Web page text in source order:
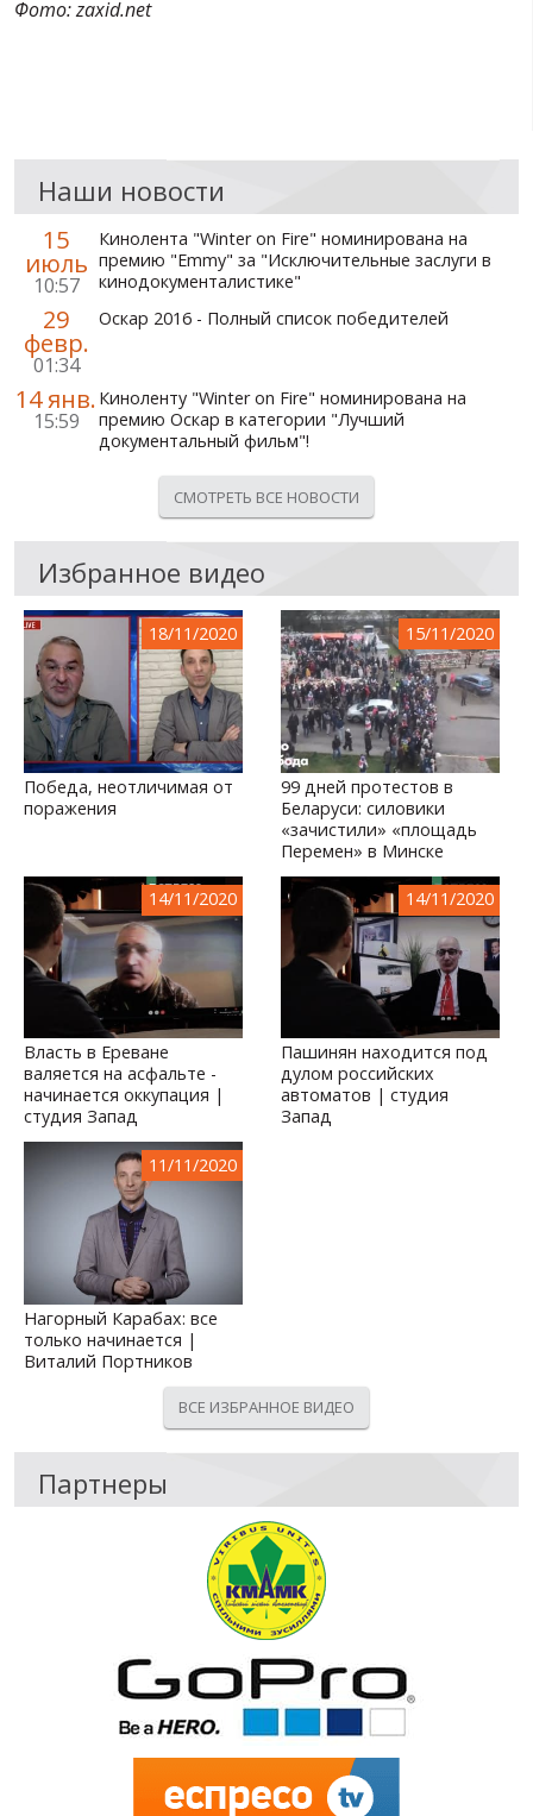
Фото: zaxid.net
Наши новости
15
июль
10:57
Кинолента "Winter on Fire" номинирована на
премию "Emmy" за "Исключительные заслуги в
кинодокументалистике"
29
февр.
01:34
Оскар 2016 - Полный список победителей
14 янв.
15:59
Киноленту "Winter on Fire" номинирована на
премию Оскар в категории "Лучший
документальный фильм"!
СМОТРЕТЬ ВСЕ НОВОСТИ
Избранное видео
18/11/2020
Победа, неотличимая от
поражения
15/11/2020
99 дней протестов в
Беларуси: силовики
«зачистили» «площадь
Перемен» в Минске
14/11/2020
Власть в Ереване
валяется на асфальте -
начинается оккупация |
студия Запад
14/11/2020
Пашинян находится под
дулом российских
автоматов | студия
Запад
11/11/2020
Нагорный Карабах: все
только начинается |
Виталий Портников
ВСЕ ИЗБРАННОЕ ВИДЕО
Партнеры